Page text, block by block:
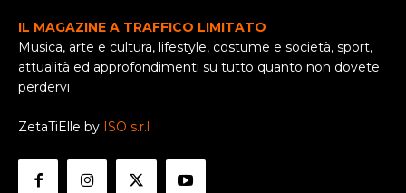
IL MAGAZINE A TRAFFICO LIMITATO
Musica, arte e cultura, lifestyle, costume e società, sport,
attualità ed approfondimenti su tutto quanto non dovete
perdervi
ZetaTiElle by ISO s.r.l